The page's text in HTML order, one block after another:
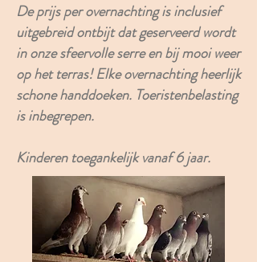
De prijs per overnachting is inclusief
uitgebreid ontbijt dat geserveerd wordt
in onze sfeervolle serre en bij mooi weer
op het terras! Elke overnachting heerlijk
schone handdoeken. Toeristenbelasting
is inbegrepen.
Kinderen toegankelijk vanaf 6 jaar.